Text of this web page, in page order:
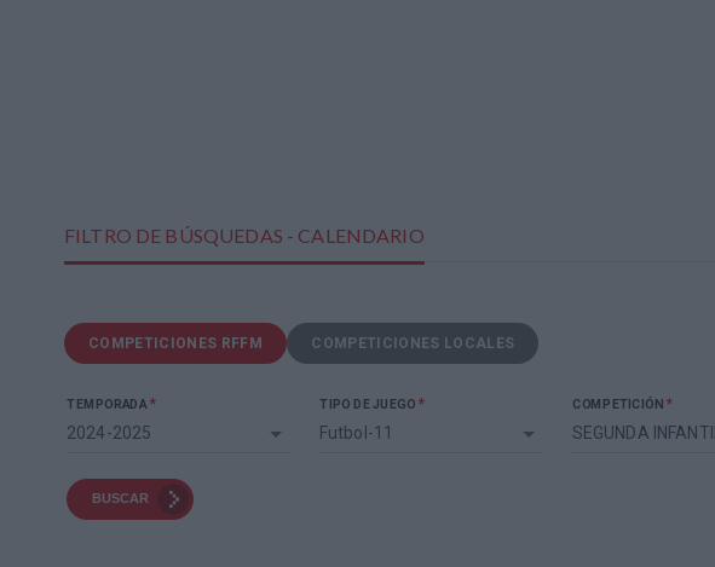
FILTRO DE BÚSQUEDAS - CALENDARIO
COMPETICIONES RFFM COMPETICIONES LOCALES
TEMPORADA*
2024-2025
TIPO DE JUEGO *
Futbol-11
COMPETICIÓN *
SEGUNDA INFANTIL
BUSCAR